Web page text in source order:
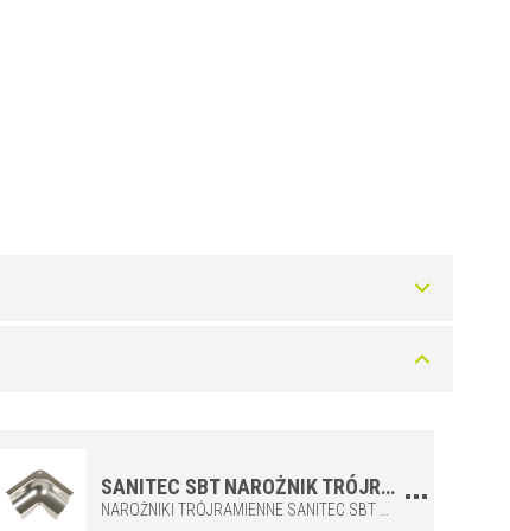
SB 125 IL
SB 80/100 IL
SANITEC SBT NAROŻNIK TRÓJRAMIENNY DO PROFILU STALOWEGO SANITEC SB